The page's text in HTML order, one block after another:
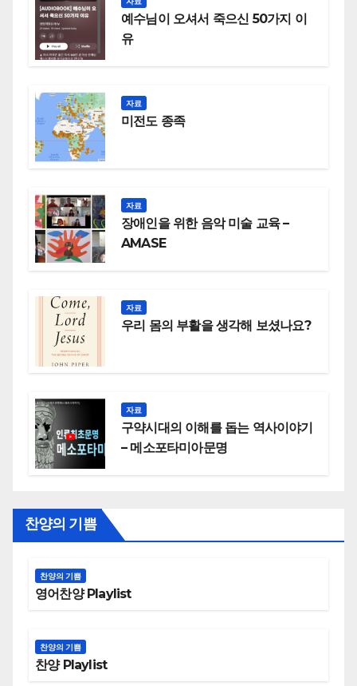
예수님이 오셔서 죽으신 50가지 이
유
자료
미전도 종족
자료
장애인을 위한 음악 미술 교육 –
AMASE
자료
우리 몸의 부활을 생각해 보셨나요?
자료
구약시대의 이해를 돕는 역사이야기
– 메소포타미아문명
찬양의 기쁨
찬양의 기쁨
영어찬양 Playlist
찬양의 기쁨
찬양 Playlist